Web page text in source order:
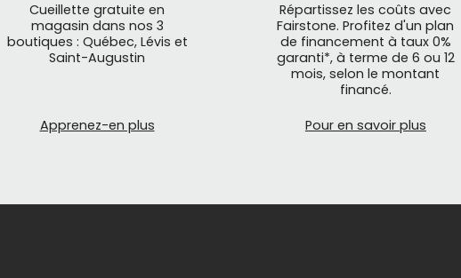
Cueillette gratuite en
magasin dans nos 3
boutiques : Québec, Lévis et
Saint-Augustin
Apprenez-en plus
Répartissez les coûts avec
Fairstone. Profitez d'un plan
de financement à taux 0%
garanti*, à terme de 6 ou 12
mois, selon le montant
financé.
Pour en savoir plus